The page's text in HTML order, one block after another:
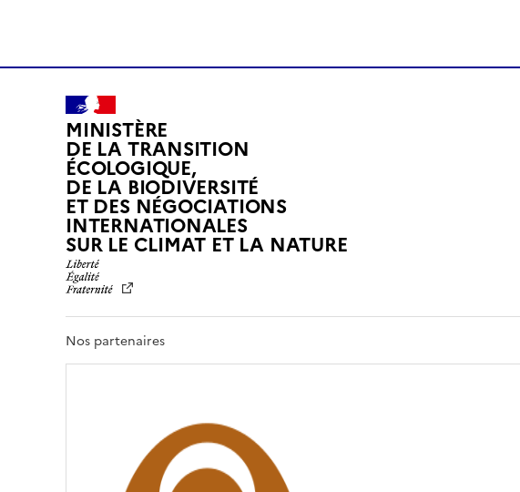
MINISTÈRE
DE LA TRANSITION
ÉCOLOGIQUE,
DE LA BIODIVERSITÉ
ET DES NÉGOCIATIONS
INTERNATIONALES
SUR LE CLIMAT ET LA NATUREL
R
É
Nos partenaires